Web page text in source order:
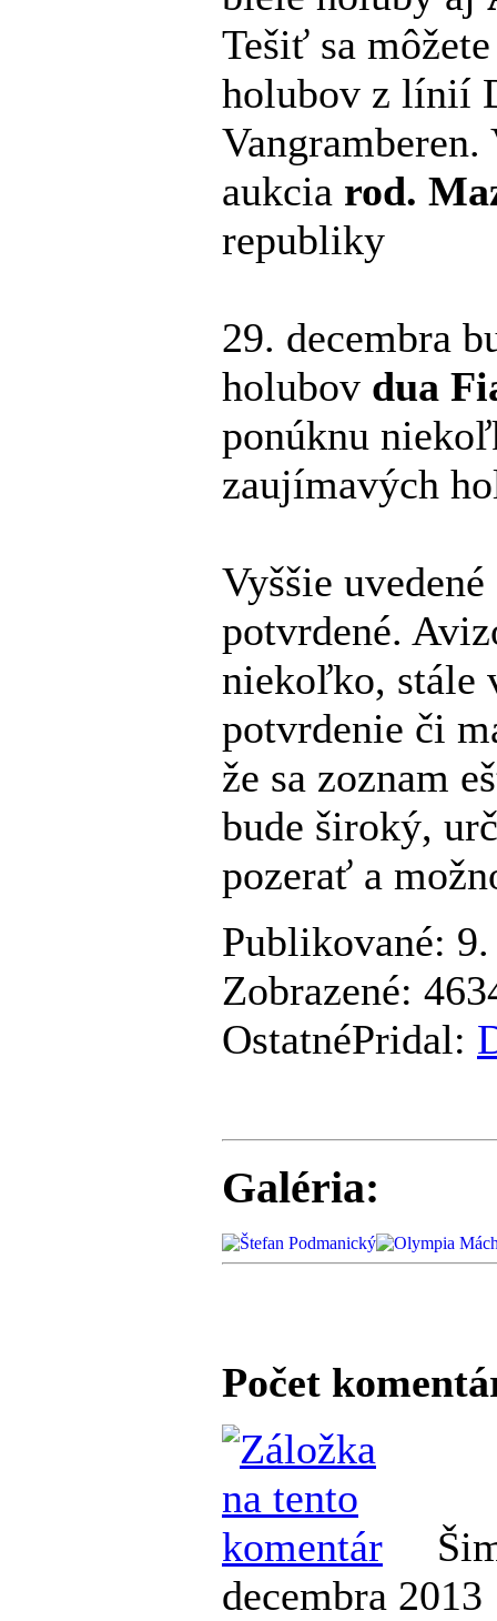
Tešiť sa
holubov z línií
aukcia rod.
republiky
29. decembra
holubov dua
ponúknu
zaujímavých
Vyššie
potvrdené.
niekoľko, stále
potvrdenie či
že sa zoznam
bude široký,
pozerať a
Publikované:
Zobrazené:
OstatnéPridal:
Galéria:
Počet
decembra